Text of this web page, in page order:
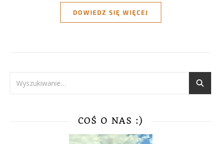
DOWIEDZ SIĘ WIĘCEJ
COŚ O NAS :)